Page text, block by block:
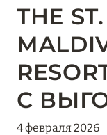
THE
С
4 февраля 2026
Подробнее
01 июня 2026
JUMEIRAH
ОАЗИС